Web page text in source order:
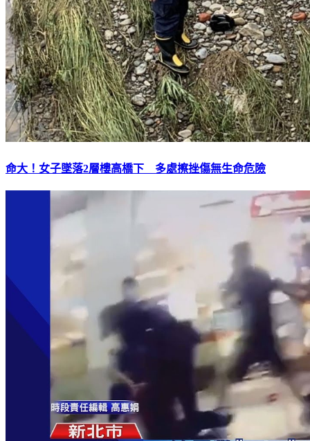
命大！女子墜落2層樓高橋下 多處擦挫傷無生命危險